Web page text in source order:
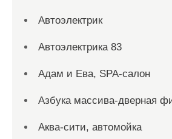
Автоэлектрик
Автоэлектрика 83
Адам и Ева, SPA-салон
Азбука массива-дверная
Аква-сити, автомойка